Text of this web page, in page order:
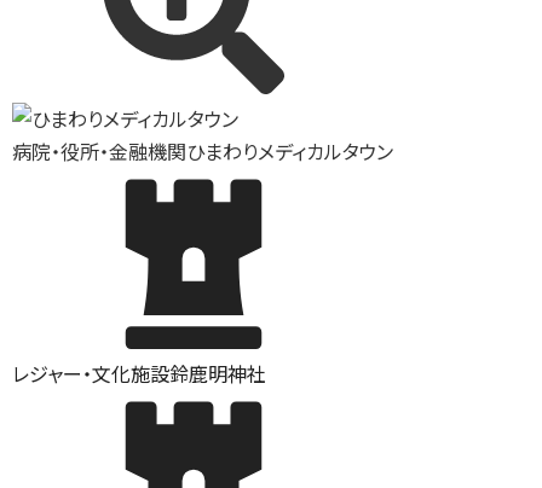
病院・役所・金融機関ひまわりメディカルタウン
レジャー・文化施設鈴鹿明神社